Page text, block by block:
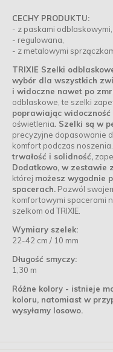
CECHY PRODUKTU:
- z paskami odblaskowymi,
- regulowana,
- z metalowymi
TRIXIE Szelki
wybór dla wszystkich
i widoczne nawet po
odblaskowe, te szelki
poprawiając widoczność
oświetlenia. Szelki są w
precyzyjne dopasowanie
komfort podczas noszenia.
trwałość i solidność,
Dodatkowo, w zestawie
której możesz wygodnie
spacerach. Pozwól
komfortowymi spacerami
szelkom od TRIXIE.
Wymiary szelek:
22-42 cm / 10 mm
Długość smyczy:
1,30 m
Różne kolory - istnieje
koloru, natomiast w
wysyłamy losowo.